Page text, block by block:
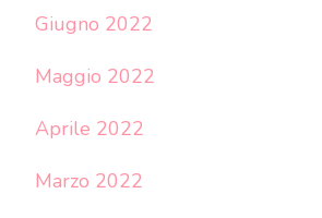
Giugno 2022
Maggio 2022
Aprile 2022
Marzo 2022